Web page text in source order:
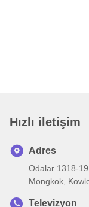
Hızlı iletişim
Adres
Odalar 1318-
Mongkok,
Televizyon